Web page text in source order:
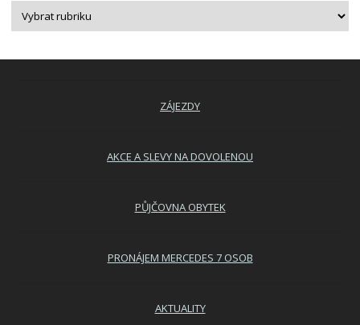
ZÁJEZDY
AKCE A SLEVY NA DOVOLENOU
PŮJČOVNA OBYTEK
PRONÁJEM MERCEDES 7 OSOB
AKTUALITY